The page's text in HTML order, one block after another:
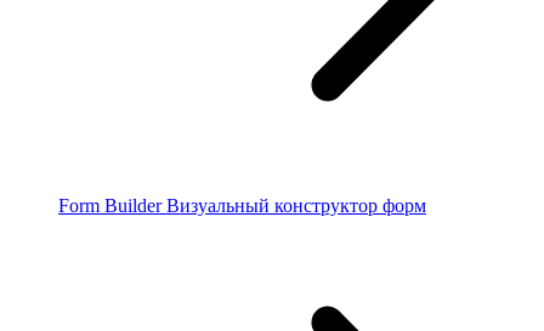
Form Builder Визуальный конструктор форм